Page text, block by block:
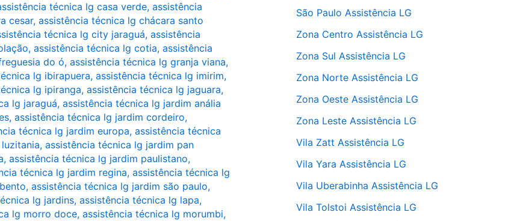
técnica lg casa verde, assistência
cesar, assistência técnica lg chácara santo
técnica lg city jaraguá, assistência
, assistência técnica lg cotia, assistência
do ó, assistência técnica lg granja viana,
lg ibirapuera, assistência técnica lg imirim,
lg ipiranga, assistência técnica lg jaguara,
lg jaraguá, assistência técnica lg jardim anália
, assistência técnica lg jardim cordeiro,
técnica lg jardim europa, assistência técnica
, assistência técnica lg jardim pan
, assistência técnica lg jardim paulistano,
técnica lg jardim regina, assistência técnica lg
, assistência técnica lg jardim são paulo,
lg jardins, assistência técnica lg lapa,
lg morro doce, assistência técnica lg morumbi,
São Paulo Assistência LG
Zona Centro Assistência LG
Zona Sul Assistência LG
Zona Norte Assistência LG
Zona Oeste Assistência LG
Zona Leste Assistência LG
Vila Zatt Assistência LG
Vila Yara Assistência LG
Vila Uberabinha Assistência LG
Vila Tolstoi Assistência LG